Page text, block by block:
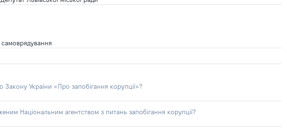
самоврядування
Закону України «Про запобігання корупції»?
Національним агентством з питань запобігання корупції?